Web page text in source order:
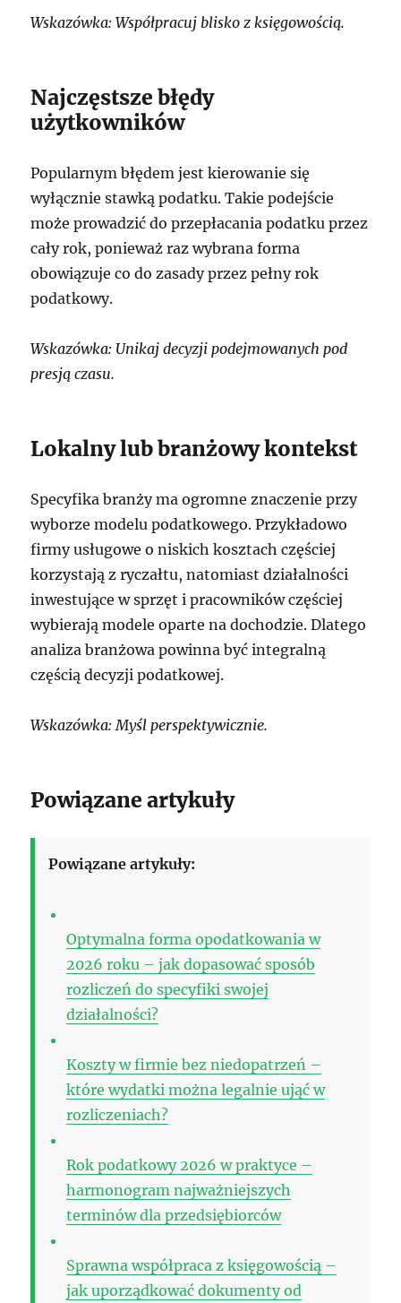
Wskazówka: Współpracuj blisko z księgowością.
Najczęstsze błędy
użytkowników
Popularnym błędem jest kierowanie się
wyłącznie stawką podatku. Takie podejście
może prowadzić do przepłacania podatku przez
cały rok, ponieważ raz wybrana forma
obowiązuje co do zasady przez pełny rok
podatkowy.
Wskazówka: Unikaj decyzji podejmowanych pod
presją czasu.
Lokalny lub branżowy kontekst
Specyfika branży ma ogromne znaczenie przy
wyborze modelu podatkowego. Przykładowo
firmy usługowe o niskich kosztach częściej
korzystają z ryczałtu, natomiast działalności
inwestujące w sprzęt i pracowników częściej
wybierają modele oparte na dochodzie. Dlatego
analiza branżowa powinna być integralną
częścią decyzji podatkowej.
Wskazówka: Myśl perspektywicznie.
Powiązane artykuły
Powiązane artykuły:
Optymalna forma opodatkowania w
2026 roku – jak dopasować sposób
rozliczeń do specyfiki swojej
działalności?
Koszty w firmie bez niedopatrzeń –
które wydatki można legalnie ująć w
rozliczeniach?
Rok podatkowy 2026 w praktyce –
harmonogram najważniejszych
terminów dla przedsiębiorców
Sprawna współpraca z księgowością –
jak uporządkować dokumenty od